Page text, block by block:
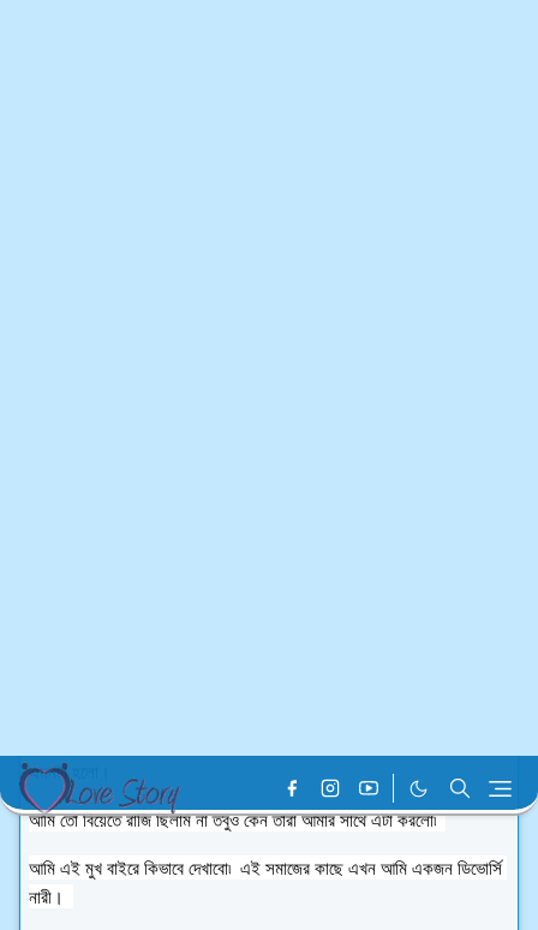
এমনটা
আমি তো বিয়েতে রাজি ছিলাম না তবুও কেন তারা আমার সাথে এটা করলো৷
আমি এই মুখ বাইরে কিভাবে দেখাবো৷  এই সমাজের কাছে এখন আমি একজন ডিভোর্সি
নারী।